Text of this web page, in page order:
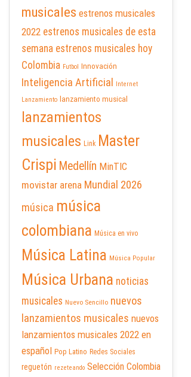
musicales estrenos musicales
2022 estrenos musicales de esta
semana estrenos musicales hoy
Colombia Futbol Innovación
Inteligencia Artificial
Internet
Lanzamiento
lanzamiento musical
lanzamientos
musicales Link Master
Crispi Medellín MinTIC
movistar arena Mundial 2026
música música
colombiana Música en vivo
Música Latina Música Popular
Música Urbana noticias
musicales Nuevo Sencillo nuevos
lanzamientos musicales nuevos
lanzamientos musicales 2022 en
español Pop Latino Redes Sociales
reguetón rezeteando Selección Colombia